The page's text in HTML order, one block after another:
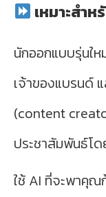
เหมาะสำห
นักออกแบบรุ่นใ
เจ้าของแบรนด์
(content
ประชาสัมพันธ์โ
ใช้ AI ที่จะพาคุณ